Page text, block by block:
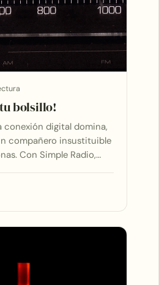
tu bolsillo!
conexión digital domina,
compañero insustituible
Con Simple Radio,…